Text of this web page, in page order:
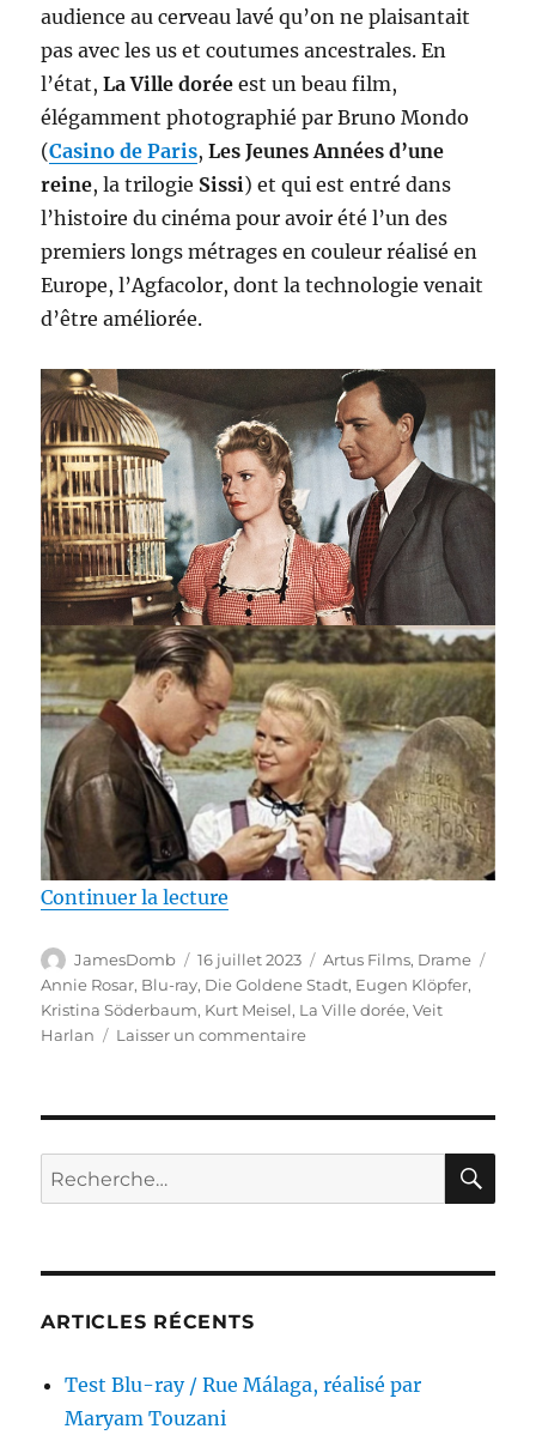
audience au cerveau lavé qu’on ne plaisantait
pas avec les us et coutumes ancestrales. En
l’état,La Ville dorée est un beau film,
élégamment photographié par Bruno Mondo
(Casino de Paris,Les Jeunes Années d’une
reine, la trilogie Sissi) et qui est entré dans
l’histoire du cinéma pour avoir été l’un des
premiers longs métrages en couleur réalisé en
Europe, l’Agfacolor, dont la technologie venait
d’être améliorée.
Continuer la lecture
Auteur
JamesDomb
Publié
le
16 juillet 2023 Catégories
Artus Films, Drame
Annie Rosar, Blu-ray, Die Goldene Stadt, Eugen Klöpfer,
Kristina Söderbaum, Kurt Meisel, La Ville dorée,Veit
Harlan
Laisser un commentairesur
La
dorée,
Recherche
pour :
ARTICLES RÉCENTS
Test Blu-ray / Rue Málaga, réalisé par
Maryam Touzani